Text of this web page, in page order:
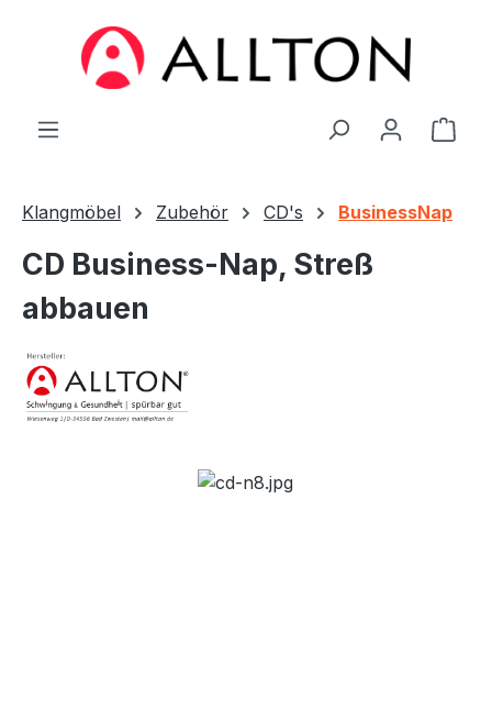
Zum Hauptinhalt springen
Klangmöbel Zubehör CD's BusinessNap
CD Business-Nap, Streß
abbauen
Bildergalerie überspringen